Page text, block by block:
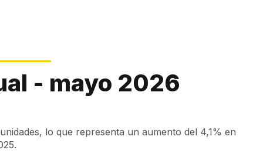
- mayo 2026
lo que representa un aumento del 4,1% en